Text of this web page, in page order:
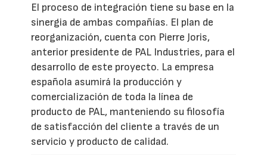
El proceso de integración tiene su base en la
sinergia de ambas compañías. El plan de
reorganización, cuenta con Pierre Joris,
anterior presidente de PAL Industries, para el
desarrollo de este proyecto. La empresa
española asumirá la producción y
comercialización de toda la línea de
producto de PAL, manteniendo su filosofía
de satisfacción del cliente a través de un
servicio y producto de calidad.